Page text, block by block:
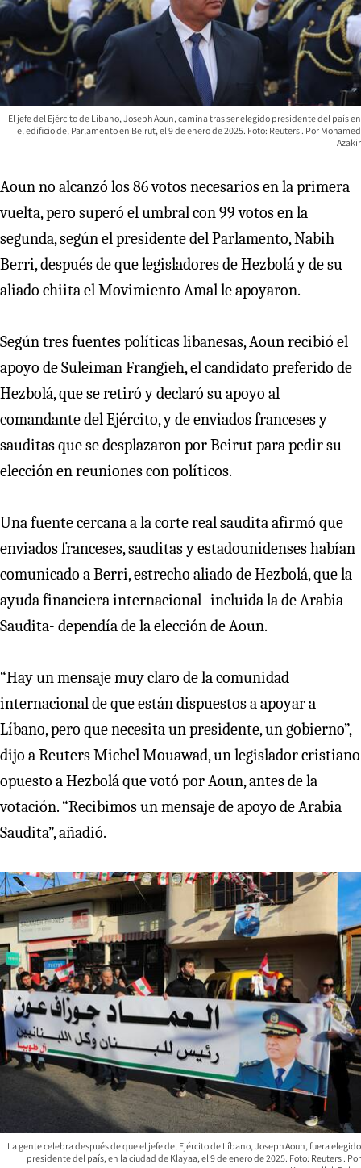
El jefe del Ejército de Líbano, Joseph Aoun, camina tras ser elegido presidente del país en
el edificio del Parlamento en Beirut, el 9 de enero de 2025. Foto: Reuters
Mohamed
Azakir
Aoun no alcanzó los 86 votos necesarios en la primera
vuelta, pero superó el umbral con 99 votos en la
segunda, según el presidente del Parlamento, Nabih
Berri, después de que legisladores de Hezbolá y de su
aliado chiita el Movimiento Amal le apoyaron.
Según tres fuentes políticas libanesas, Aoun recibió el
apoyo de Suleiman Frangieh, el candidato preferido de
Hezbolá, que se retiró y declaró su apoyo al
comandante del Ejército, y de enviados franceses y
sauditas que se desplazaron por Beirut para pedir su
elección en reuniones con políticos.
Una fuente cercana a la corte real saudita afirmó que
enviados franceses, sauditas y estadounidenses habían
comunicado a Berri, estrecho aliado de Hezbolá, que la
ayuda financiera internacional -incluida la de Arabia
Saudita- dependía de la elección de Aoun.
“Hay un mensaje muy claro de la comunidad
internacional de que están dispuestos a apoyar a
Líbano, pero que necesita un presidente, un gobierno”,
dijo a Reuters Michel Mouawad, un legislador cristiano
opuesto a Hezbolá que votó por Aoun, antes de la
votación. “Recibimos un mensaje de apoyo de Arabia
Saudita”, añadió.
La gente celebra después de que el jefe del Ejército de Líbano, Joseph Aoun, fuera elegido
presidente del país, en la ciudad de Klayaa, el 9 de enero de 2025. Foto: Reuters